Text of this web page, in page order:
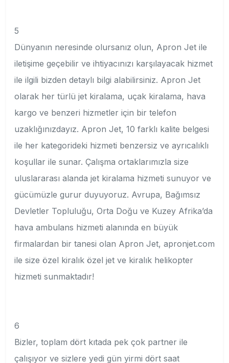
5
Dünyanın neresinde olursanız olun, Apron Jet ile
iletişime geçebilir ve ihtiyacınızı karşılayacak hizmet
ile ilgili bizden detaylı bilgi alabilirsiniz. Apron Jet
olarak her türlü jet kiralama, uçak kiralama, hava
kargo ve benzeri hizmetler için bir telefon
uzaklığınızdayız. Apron Jet, 10 farklı kalite belgesi
ile her kategorideki hizmeti benzersiz ve ayrıcalıklı
koşullar ile sunar. Çalışma ortaklarımızla size
uluslararası alanda jet kiralama hizmeti sunuyor ve
gücümüzle gurur duyuyoruz. Avrupa, Bağımsız
Devletler Topluluğu, Orta Doğu ve Kuzey Afrika’da
hava ambulans hizmeti alanında en büyük
firmalardan bir tanesi olan Apron Jet, apronjet.com
ile size özel kiralık özel jet ve kiralık helikopter
hizmeti sunmaktadır!
6
Bizler, toplam dört kıtada pek çok partner ile
çalışıyor ve sizlere yedi gün yirmi dört saat